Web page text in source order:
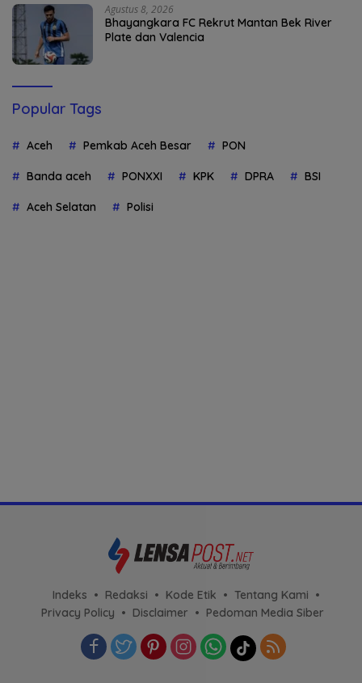
Agustus 8, 2026
Bhayangkara FC Rekrut Mantan Bek River
Plate dan Valencia
Popular Tags
Aceh Pemkab Aceh Besar PON
Banda aceh PONXXI KPK DPRA BSI
Aceh Selatan Polisi
Indeks Redaksi Kode Etik
Tentang Kami
Privacy Policy
Disclaimer Pedoman Media Siber